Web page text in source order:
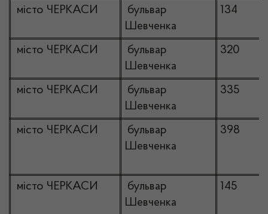
місто ЧЕРКАСИ
бульвар
Шевченка
134
місто ЧЕРКАСИ
бульвар
Шевченка
320
місто ЧЕРКАСИ
бульвар
Шевченка
335
місто ЧЕРКАСИ
бульвар
Шевченка
398
місто ЧЕРКАСИ
бульвар
Шевченка
145